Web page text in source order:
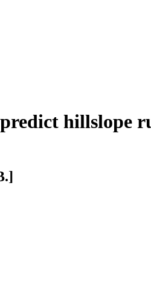
hillslope